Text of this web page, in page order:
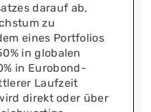
darauf ab,
zu
eines Portfolios
in globalen
in Eurobond-
Laufzeit
direkt oder über